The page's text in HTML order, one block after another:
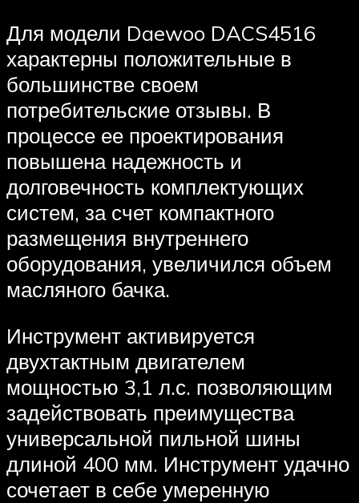
Для модели Daewoo DACS4516
характерны положительные в
большинстве своем
потребительские отзывы. В
процессе ее проектирования
повышена надежность и
долговечность комплектующих
систем, за счет компактного
размещения внутреннего
оборудования, увеличился объем
масляного бачка.
Инструмент активируется
двухтактным двигателем
мощностью 3,1 л.с. позволяющим
задействовать преимущества
универсальной пильной шины
длиной 400 мм. Инструмент удачно
сочетает в себе умеренную